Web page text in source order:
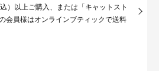
）以上ご購入、または「キャットスト
会員様はオンラインブティックで送料